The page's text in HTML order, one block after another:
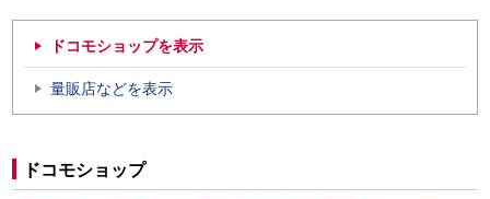
ドコモショップを表示
量販店などを表示
ドコモショップ